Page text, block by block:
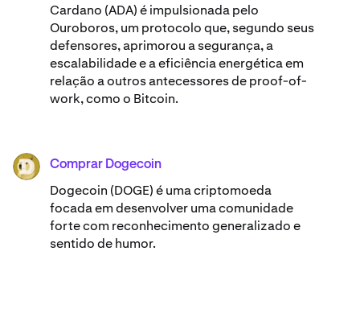
Cardano (ADA) ​​é impulsionada pelo
Ouroboros, um protocolo que, segundo seus
defensores, aprimorou a segurança, a
escalabilidade e a eficiência energética em
relação a outros antecessores de proof-of-
work, como o Bitcoin.
DOGE Comprar Dogecoin
Dogecoin (DOGE) é uma criptomoeda
focada em desenvolver uma comunidade
forte com reconhecimento generalizado e
sentido de humor.